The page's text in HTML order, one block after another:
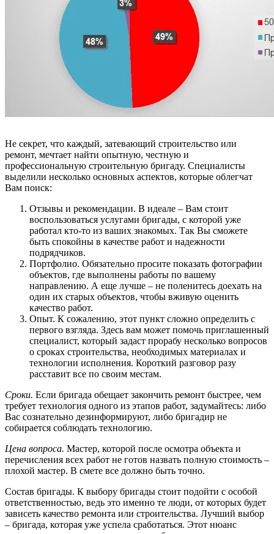
Не секрет, что каждый, затевающий строительство или
ремонт, мечтает найти опытную, честную и
профессиональную строительную бригаду. Специалисты
выделили несколько основных аспектов, которые облегчат
Вам поиск:
Отзывы и рекомендации. В идеале – Вам стоит
воспользоваться услугами бригады, с которой уже
работал кто-то из ваших знакомых. Так Вы сможете
быть спокойны в качестве работ и надежности
подрядчиков.
Портфолио. Обязательно просите показать фотографии
объектов, где выполнены работы по вашему
направлению. А еще лучше – не поленитесь доехать на
один их старых объектов, чтобы вживую оценить
качество работ.
Опыт. К сожалению, этот пункт сложно определить с
первого взгляда. Здесь вам может помочь приглашенный
специалист, который задаст прорабу несколько вопросов
о сроках строительства, необходимых материалах и
технологии исполнения. Короткий разговор разу
расставит все по своим местам.
Сроки. Если бригада обещает закончить ремонт быстрее, чем
требует технология одного из этапов работ, задумайтесь: либо
Вас сознательно дезинформируют, либо бригадир не
собирается соблюдать технологию.
Цена вопроса. Мастер, которой после осмотра объекта и
перечисления всех работ не готов назвать полную стоимость –
плохой мастер. В смете все должно быть точно.
Состав бригады. К выбору бригады стоит подойти с особой
ответственностью, ведь это именно те люди, от которых будет
зависеть качество ремонта или строительства. Лучший выбор
– бригада, которая уже успела сработаться. Этот нюанс